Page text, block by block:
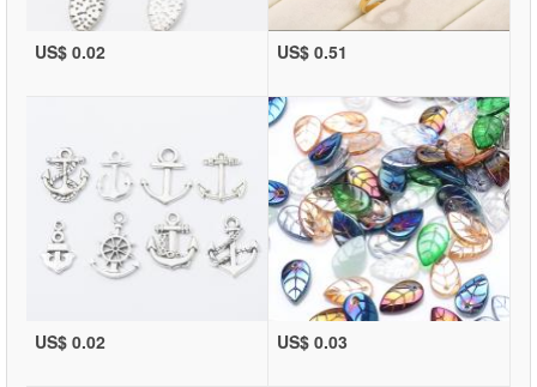
US$ 0.02 US$ 0.51
US$ 0.02 US$ 0.03